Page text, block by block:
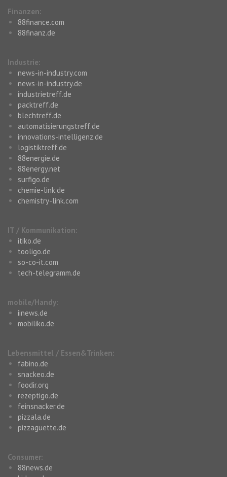
Finanzen:
88finance.com
88finanz.de
Industrie:
news-in-industry.com
news-in-industry.de
industrietreff.de
packtreff.de
blechtreff.de
automatisierungstreff.de
innovations-intelligenz.de
logistiktreff.de
88energie.de
88energy.net
surfigo.de
chemie-link.de
chemistry-link.com
IT / Kommunikation:
itiko.de
tooligo.de
so-co-it.com
tech-telegramm.de
mobile/Handy:
iinews.de
mobiliko.de
Lebensmittel / Essen&Trinken:
fabino.de
snackeo.de
foodir.org
rezeptigo.de
feinsnacker.de
pizzala.de
pizzaguette.de
Consumer:
88news.de